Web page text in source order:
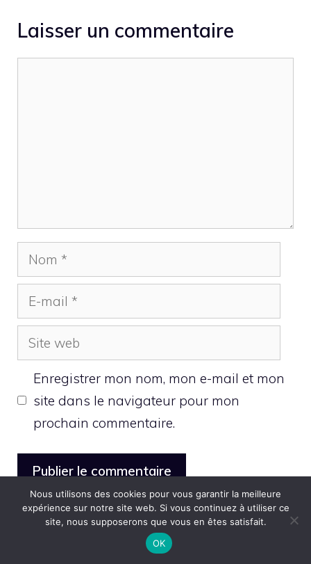
Laisser un commentaire
Nom
mail
Site
web
Enregistrer mon nom, mon e-mail et mon
site dans le navigateur pour mon
prochain commentaire.
A propos de Steven
Bonjour, je m'appelle Steven et je fais partie de
Nous utilisons des cookies pour vous garantir la meilleure
expérience sur notre site web. Si vous continuez à utiliser ce
site, nous supposerons que vous en êtes satisfait.
OK